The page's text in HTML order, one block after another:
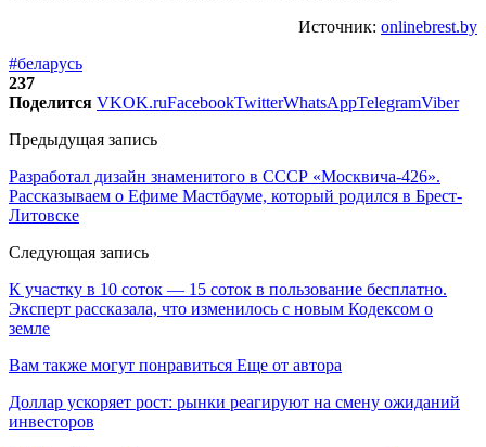
Источник: onlinebrest.by
#беларусь
237
Поделится VKOK.ruFacebookTwitterWhatsAppTelegramViber
Предыдущая запись
Разработал дизайн знаменитого в СССР «Москвича-426».
Рассказываем о Ефиме Мастбауме, который родился в Брест-
Литовске
Следующая запись
К участку в 10 соток — 15 соток в пользование бесплатно.
Эксперт рассказала, что изменилось с новым Кодексом о
земле
Вам также могут понравиться Еще от автора
Доллар ускоряет рост: рынки реагируют на смену ожиданий
инвесторов